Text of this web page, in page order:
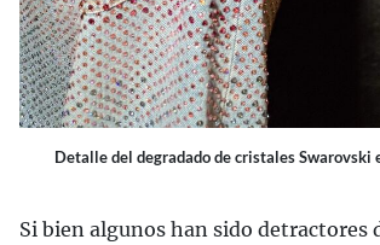
Detalle del degradado de cristales Swarovski
Si bien algunos han sido detractores